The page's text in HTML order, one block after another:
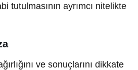
tutulmasının ayrımcı nitelikte
ve sonuçlarını dikkate